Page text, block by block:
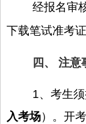
经报名审
下载笔试准考证
四、 注意
1、考生
入考场）。开